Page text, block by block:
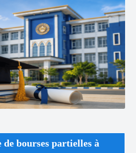
bourses partielles à